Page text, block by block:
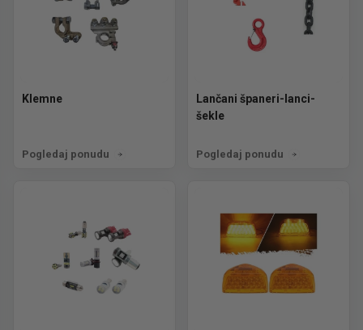
Klemne
Pogledaj ponudu
Lančani španeri-lanci-
šekle
Pogledaj ponudu